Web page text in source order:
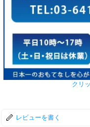
クリ
レビューを書く